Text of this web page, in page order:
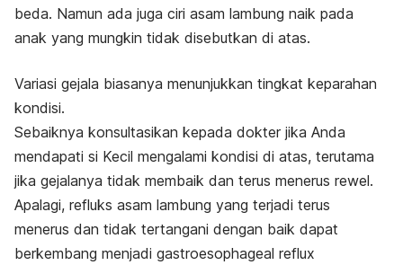
beda. Namun ada juga ciri asam lambung naik pada
anak yang mungkin tidak disebutkan di atas.
Variasi gejala biasanya menunjukkan tingkat keparahan
kondisi.
Sebaiknya konsultasikan kepada dokter jika Anda
mendapati si Kecil mengalami kondisi di atas, terutama
jika gejalanya tidak membaik dan terus menerus rewel.
Apalagi, refluks asam lambung yang terjadi terus
menerus dan tidak tertangani dengan baik dapat
berkembang menjadi gastroesophageal reflux